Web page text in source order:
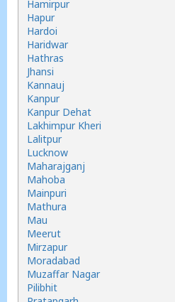
Hamirpur
Hapur
Hardoi
Haridwar
Hathras
Jhansi
Kannauj
Kanpur
Kanpur Dehat
Lakhimpur Kheri
Lalitpur
Lucknow
Maharajganj
Mahoba
Mainpuri
Mathura
Mau
Meerut
Mirzapur
Moradabad
Muzaffar Nagar
Pilibhit